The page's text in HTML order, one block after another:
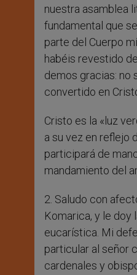
nuestra asamblea
fundamental que
parte del Cuerpo
habéis revestido
demos gracias: no
convertido en
Cristo es la «luz
a su vez en reflejo
participará de
mandamiento del
2. Saludo con
Komarica, y le doy
eucarística. Mi
particular al señor
cardenales y